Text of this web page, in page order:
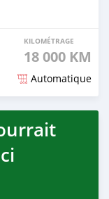
KILOMÉTRAGE
18 000 KM
Automatique